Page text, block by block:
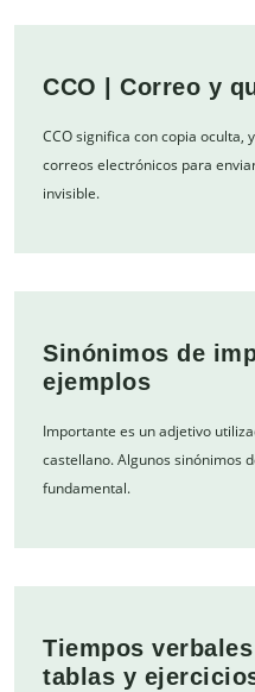
CCO | Correo y
CCO significa con copia oculta,
correos electrónicos para
invisible.
Sinónimos de
ejemplos
Importante es un adjetivo
castellano. Algunos sinónimos
fundamental.
Tiempos
tablas y